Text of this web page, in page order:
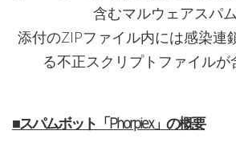
含むマルウェアスパ
添付のZIPファイル内には感染連
る不正スクリプトファイルが
■スパムボット「Phorpiex」の概要